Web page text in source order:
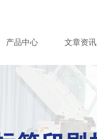
产品中心 文章资讯